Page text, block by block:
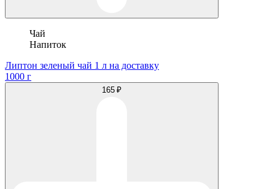
Чай
Напиток
Липтон зеленый чай 1 л на доставку
1000 г
165 ₽